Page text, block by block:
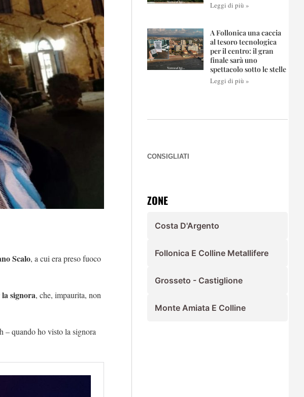
Scalo, a cui era preso fuoco
signora, che, impaurita, non
– quando ho visto la signora
Leggi di più »
A Follonica una caccia
al tesoro tecnologica
per il centro: il gran
finale sarà uno
spettacolo sotto le stelle
Leggi di più »
CONSIGLIATI
ZONE
Costa D'Argento
Follonica E Colline Metallifere
Grosseto - Castiglione
Monte Amiata E Colline